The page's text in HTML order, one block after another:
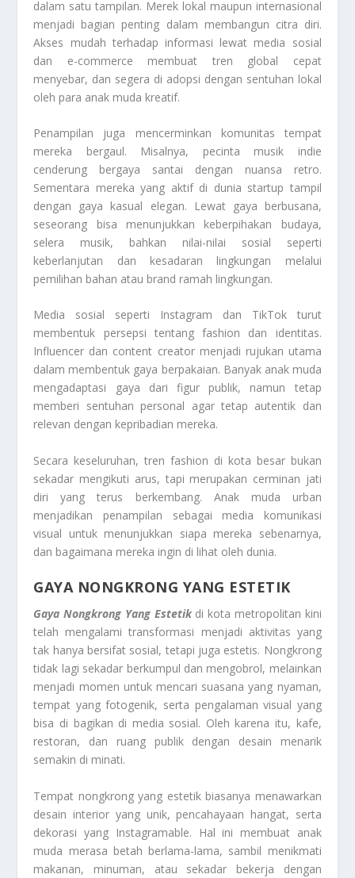
dalam satu tampilan. Merek lokal maupun internasional
menjadi bagian penting dalam membangun citra diri.
Akses mudah terhadap informasi lewat media sosial
dan e-commerce membuat tren global cepat
menyebar, dan segera di adopsi dengan sentuhan lokal
oleh para anak muda kreatif.
Penampilan juga mencerminkan komunitas tempat
mereka bergaul. Misalnya, pecinta musik indie
cenderung bergaya santai dengan nuansa retro.
Sementara mereka yang aktif di dunia startup tampil
dengan gaya kasual elegan. Lewat gaya berbusana,
seseorang bisa menunjukkan keberpihakan budaya,
selera musik, bahkan nilai-nilai sosial seperti
keberlanjutan dan kesadaran lingkungan melalui
pemilihan bahan atau brand ramah lingkungan.
Media sosial seperti Instagram dan TikTok turut
membentuk persepsi tentang fashion dan identitas.
Influencer dan content creator menjadi rujukan utama
dalam membentuk gaya berpakaian. Banyak anak muda
mengadaptasi gaya dari figur publik, namun tetap
memberi sentuhan personal agar tetap autentik dan
relevan dengan kepribadian mereka.
Secara keseluruhan, tren fashion di kota besar bukan
sekadar mengikuti arus, tapi merupakan cerminan jati
diri yang terus berkembang. Anak muda urban
menjadikan penampilan sebagai media komunikasi
visual untuk menunjukkan siapa mereka sebenarnya,
dan bagaimana mereka ingin di lihat oleh dunia.
GAYA NONGKRONG YANG ESTETIK
Gaya Nongkrong Yang Estetikdi kota metropolitan kini
telah mengalami transformasi menjadi aktivitas yang
tak hanya bersifat sosial, tetapi juga estetis. Nongkrong
tidak lagi sekadar berkumpul dan mengobrol, melainkan
menjadi momen untuk mencari suasana yang nyaman,
tempat yang fotogenik, serta pengalaman visual yang
bisa di bagikan di media sosial. Oleh karena itu, kafe,
restoran, dan ruang publik dengan desain menarik
semakin di minati.
Tempat nongkrong yang estetik biasanya menawarkan
desain interior yang unik, pencahayaan hangat, serta
dekorasi yang Instagramable. Hal ini membuat anak
muda merasa betah berlama-lama, sambil menikmati
makanan, minuman, atau sekadar bekerja dengan